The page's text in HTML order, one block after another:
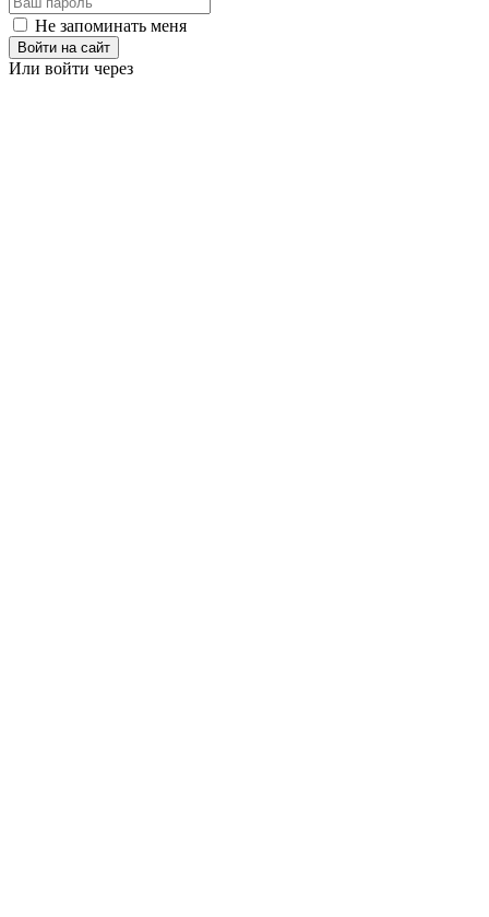
Не запоминать меня
Войти на сайт
Или войти через